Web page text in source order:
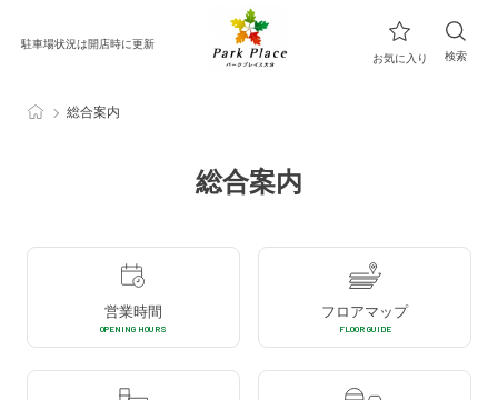
駐車場状況は開店時に更新
お気に入り
検索
総合案内
総合案内
営業時間
OPENING HOURS
フロアマップ
FLOOR GUIDE